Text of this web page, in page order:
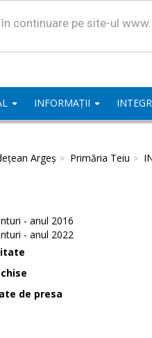
continuare pe site-ul
INFORMAȚII
Argeș Primăria Teiu
- anul 2016
- anul 2022
de presa